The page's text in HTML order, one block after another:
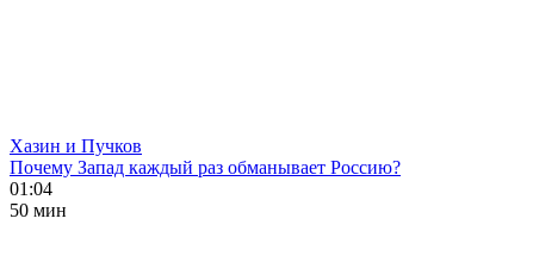
Хазин и Пучков
Почему Запад каждый раз обманывает Россию?
01:04
50 мин